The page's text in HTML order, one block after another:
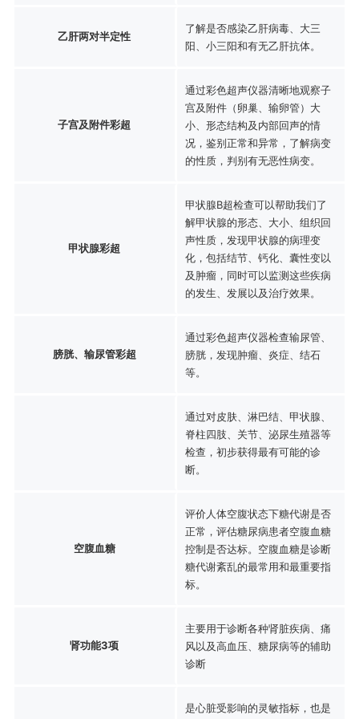
乙肝两对半定性
了解是否感染乙肝病毒、大三
阳、小三阳和有无乙肝抗体。
子宫及附件彩超
通过彩色超声仪器清晰地观察子
宫及附件（卵巢、输卵管）大
小、形态结构及内部回声的情
况，鉴别正常和异常，了解病变
的性质，判别有无恶性病变。
甲状腺彩超
甲状腺B超检查可以帮助我们了
解甲状腺的形态、大小、组织回
声性质，发现甲状腺的病理变
化，包括结节、钙化、囊性变以
及肿瘤，同时可以监测这些疾病
的发生、发展以及治疗效果。
膀胱、输尿管彩超
通过彩色超声仪器检查输尿管、
膀胱，发现肿瘤、炎症、结石
等。
通过对皮肤、淋巴结、甲状腺、
脊柱四肢、关节、泌尿生殖器等
检查，初步获得最有可能的诊
断。
空腹血糖
评价人体空腹状态下糖代谢是否
正常，评估糖尿病患者空腹血糖
控制是否达标。空腹血糖是诊断
糖代谢紊乱的最常用和最重要指
标。
肾功能3项
主要用于诊断各种肾脏疾病、痛
风以及高血压、糖尿病等的辅助
诊断
是心脏受影响的灵敏指标，也是